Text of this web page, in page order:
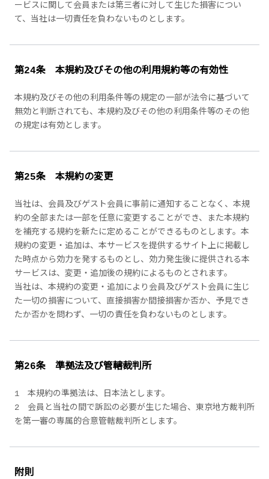
ービスに関して会員または第三者に対して生じた損害につい
て、当社は一切責任を負わないものとします。
第24条 本規約及びその他の利用規約等の有効性
本規約及びその他の利用条件等の規定の一部が法令に基づいて
無効と判断されても、本規約及びその他の利用条件等のその他
の規定は有効とします。
第25条 本規約の変更
当社は、会員及びゲスト会員に事前に通知することなく、本規
約の全部または一部を任意に変更することができ、また本規約
を補充する規約を新たに定めることができるものとします。本
規約の変更・追加は、本サービスを提供するサイト上に掲載し
た時点から効力を発するものとし、効力発生後に提供される本
サービスは、変更・追加後の規約によるものとされます。
当社は、本規約の変更・追加により会員及びゲスト会員に生じ
た一切の損害について、直接損害か間接損害か否か、予見でき
たか否かを問わず、一切の責任を負わないものとします。
第26条 準拠法及び管轄裁判所
1 本規約の準拠法は、日本法とします。
2 会員と当社の間で訴訟の必要が生じた場合、東京地方裁判所
を第一審の専属的合意管轄裁判所とします。
附則